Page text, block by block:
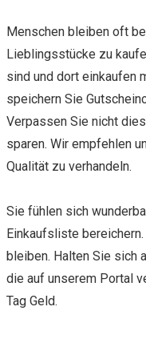
Menschen bleiben oft
Lieblingsstücke zu
sind und dort einkaufen
speichern Sie
Verpassen Sie nicht
sparen. Wir empfehlen
Qualität zu verhandeln.
Sie fühlen sich
Einkaufsliste
bleiben. Halten Sie sich
die auf unserem Portal
Tag Geld.